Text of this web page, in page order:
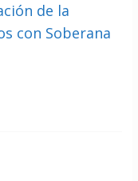
de la
con Soberana